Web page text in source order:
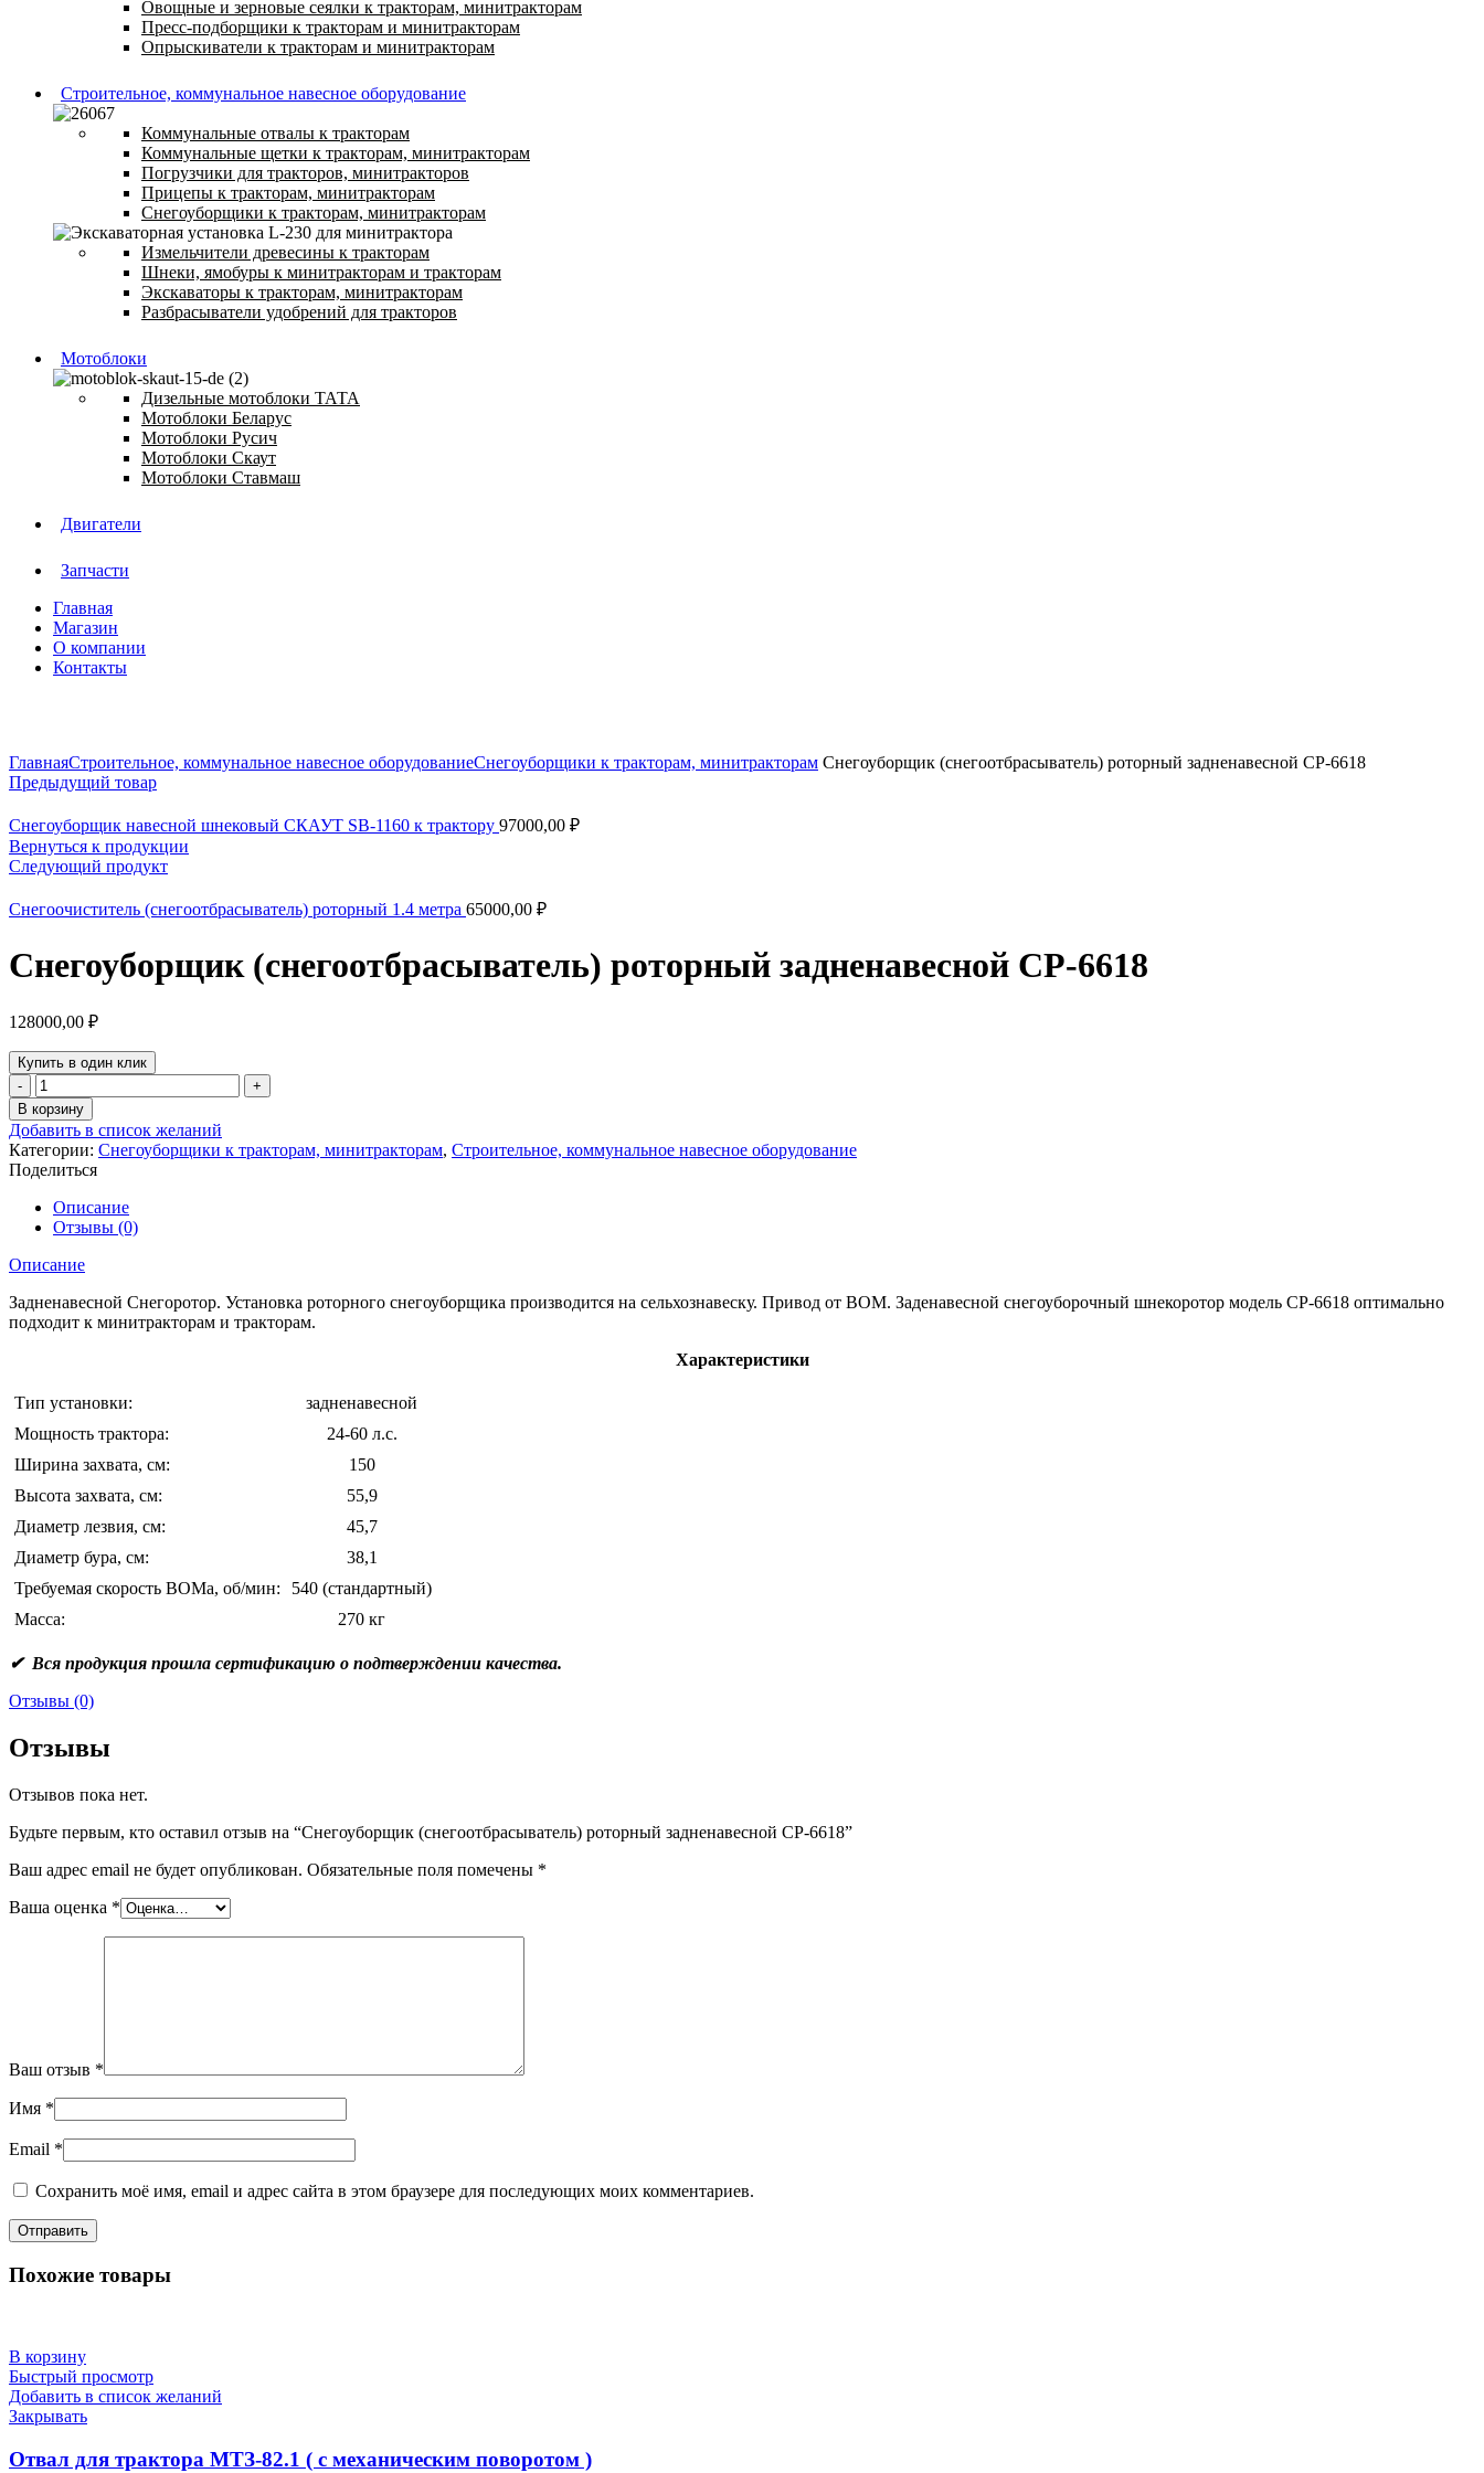
Овощные и зерновые сеялки к тракторам, минитракторам
Пресс-подборщики к тракторам и минитракторам
Опрыскиватели к тракторам и минитракторам
Строительное, коммунальное навесное оборудование
Коммунальные отвалы к тракторам
Коммунальные щетки к тракторам, минитракторам
Погрузчики для тракторов, минитракторов
Прицепы к тракторам, минитракторам
Снегоуборщики к тракторам, минитракторам
Измельчители древесины к тракторам
Шнеки, ямобуры к минитракторам и тракторам
Экскаваторы к тракторам, минитракторам
Разбрасыватели удобрений для тракторов
Мотоблоки
Дизельные мотоблоки ТАТА
Мотоблоки Беларус
Мотоблоки Русич
Мотоблоки Скаут
Мотоблоки Ставмаш
Двигатели
Запчасти
Главная
Магазин
О компании
Контакты
ГлавнаяСтроительное, коммунальное навесное оборудованиеСнегоуборщики к тракторам, минитракторам Снегоуборщик (снегоотбрасыватель) роторный задненавесной СР-6618
Предыдущий товар
Снегоуборщик навесной шнековый СКАУТ SB-1160 к трактору 97000,00 ₽
Вернуться к продукции
Следующий продукт
Снегоочиститель (снегоотбрасыватель) роторный 1.4 метра 65000,00 ₽
Снегоуборщик (снегоотбрасыватель) роторный задненавесной СР-6618
128000,00 ₽
Купить в один клик
Количество
товара
Снегоуборщик
(снегоотбрасыватель)
роторный
задненавесной
СР-6618
В корзину
Добавить в список желаний
Категории: Снегоуборщики к тракторам, минитракторам, Строительное, коммунальное навесное оборудование
Поделиться
Описание
Отзывы (0)
Описание
Задненавесной Снегоротор. Установка роторного снегоуборщика производится на сельхознавеску. Привод от ВОМ. Заденавесной снегоуборочный шнекоротор модель СР-6618 оптимально
подходит к минитракторам и тракторам.
Характеристики
Тип установки:
задненавесной
Мощность трактора:
24-60 л.с.
Ширина захвата, см:
150
Высота захвата, см:
55,9
Диаметр лезвия, см:
45,7
Диаметр бура, см:
38,1
Требуемая скорость ВОМа, об/мин:
540 (стандартный)
Масса:
270 кг
✔ Вся продукция прошла сертификацию о подтверждении качества.
Отзывы (0)
Отзывы
Отзывов пока нет.
Будьте первым, кто оставил отзыв на “Снегоуборщик (снегоотбрасыватель) роторный задненавесной СР-6618”
Ваш адрес email не будет опубликован. Обязательные поля помечены *
Ваша оценка *
Ваш отзыв *
Имя *
Email *
Сохранить моё имя, email и адрес сайта в этом браузере для последующих моих комментариев.
Похожие товары
В корзину
Быстрый просмотр
Добавить в список желаний
Закрывать
Отвал для трактора МТЗ-82.1 ( с механическим поворотом )